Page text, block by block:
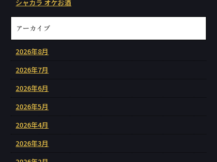
シャカラ オケお酒
アーカイブ
2026年8月
2026年7月
2026年6月
2026年5月
2026年4月
2026年3月